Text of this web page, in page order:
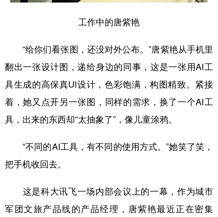
文化产业
地方频道
北京 天津 河北 山西
辽宁 吉林 上海 江苏
浙江 安徽 福建 江西
山东 河南 湖北
广东 广西 海南 重庆
四川
陕西 甘肃 青海 宁夏
新疆 内蒙古 黑龙江
工作中的唐紫艳
“给你们看张图，还没对外公布。”唐紫艳从手机里
翻出一张设计图，递给身边的同事，这是一张用AI工
具生成的高保真UI设计，色彩饱满，构图精致。紧接
着，她又点开另一张图，同样的需求，换了一个AI工
具，出来的东西却“太抽象了”，像儿童涂鸦。
“不同的AI工具，有不同的使用方式。”她笑了笑，
把手机收回去。
这是科大讯飞一场内部会议上的一幕，作为城市
军团文旅产品线的产品经理，唐紫艳最近正在密集